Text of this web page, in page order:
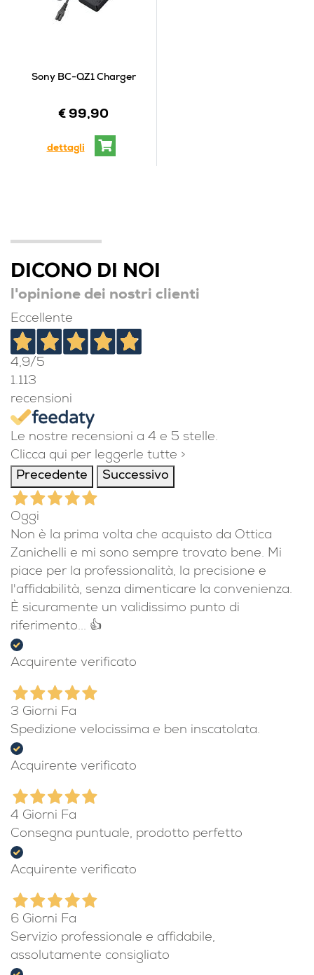
Sony BC-QZ1 Charger
€ 99,90
dettagli
DICONO DI NOI
l'opinione dei nostri clienti
Eccellente
4,9/5
1.113
recensioni
Le nostre recensioni a 4 e 5 stelle.
Clicca qui per leggerle tutte >
Precedente
Successivo
Oggi
Non è la prima volta che acquisto da Ottica
Zanichelli e mi sono sempre trovato bene. Mi
piace per la professionalità, la precisione e
l'affidabilità, senza dimenticare la convenienza.
È sicuramente un validissimo punto di
riferimento... 👍
Acquirente verificato
3 Giorni Fa
Spedizione velocissima e ben inscatolata.
Acquirente verificato
4 Giorni Fa
Consegna puntuale, prodotto perfetto
Acquirente verificato
6 Giorni Fa
Servizio professionale e affidabile,
assolutamente consigliato